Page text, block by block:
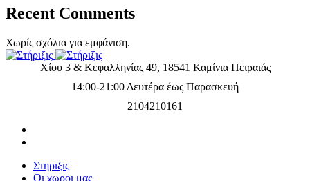
Recent Comments
Χωρίς σχόλια για εμφάνιση.
Χίου 3 & Κεφαλληνίας 49, 18541 Καμίνια Πειραιάς
14:00-21:00 Δευτέρα έως Παρασκευή
2104210161
Στηριξις
Οι χωροι μας